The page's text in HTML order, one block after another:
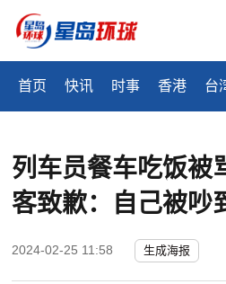
首页 快讯 时事 香港 台
列车员餐车吃饭被
客致歉：自己被吵
2024-02-25 11:58 生成海报